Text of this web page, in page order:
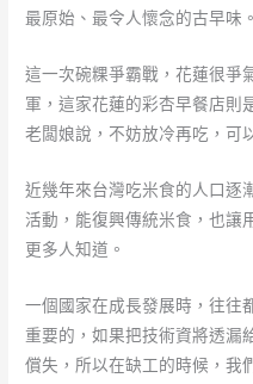
最原始、最令人懷念的古早味。
這一次碗粿爭霸戰，花蓮很爭
軍，這家花蓮的彩杏早餐店則
老闆娘說，不妨放冷再吃，可
近幾年來台灣吃米食的人口逐
活動，能復興傳統米食，也讓
更多人知道。
一個國家在成長發展時，往往
重要的，如果把技術資將透漏
償失，所以在缺工的時候，我